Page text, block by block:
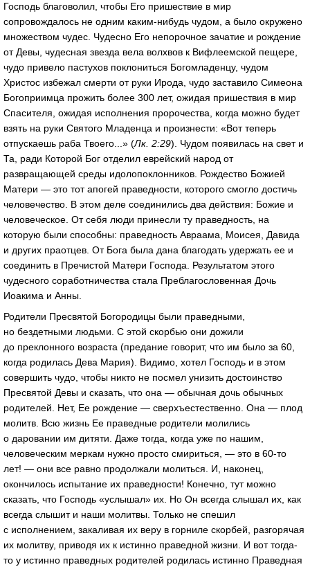
Господь благоволил, чтобы Его пришествие в мир
сопровождалось не одним каким-нибудь чудом, а было окружено
множеством чудес. Чудесно Его непорочное зачатие и рождение
от Девы, чудесная звезда вела волхвов к Вифлеемской пещере,
чудо привело пастухов поклониться Богомладенцу, чудом
Христос избежал смерти от руки Ирода, чудо заставило Симеона
Богоприимца прожить более 300 лет, ожидая пришествия в мир
Спасителя, ожидая исполнения пророчества, когда можно будет
взять на руки Святого Младенца и произнести: «Вот теперь
отпускаешь раба Твоего...» (Лк. 2:29). Чудом появилась на свет и
Та, ради Которой Бог отделил еврейский народ от
развращающей среды идолопоклонников. Рождество Божией
Матери — это тот апогей праведности, которого смогло достичь
человечество. В этом деле соединились два действия: Божие и
человеческое. От себя люди принесли ту праведность, на
которую были способны: праведность Авраама, Моисея, Давида
и других праотцев. От Бога была дана благодать удержать ее и
соединить в Пречистой Матери Господа. Результатом этого
чудесного соработничества стала Преблагословенная Дочь
Иоакима и Анны.
Родители Пресвятой Богородицы были праведными,
но бездетными людьми. С этой скорбью они дожили
до преклонного возраста (предание говорит, что им было за 60,
когда родилась Дева Мария). Видимо, хотел Господь и в этом
совершить чудо, чтобы никто не посмел унизить достоинство
Пресвятой Девы и сказать, что она — обычная дочь обычных
родителей. Нет, Ее рождение — сверхъестественно. Она — плод
молитв. Всю жизнь Ее праведные родители молились
о даровании им дитяти. Даже тогда, когда уже по нашим,
человеческим меркам нужно просто смириться, — это в 60-то
лет! — они все равно продолжали молиться. И, наконец,
окончилось испытание их праведности! Конечно, тут можно
сказать, что Господь «услышал» их. Но Он всегда слышал их, как
всегда слышит и наши молитвы. Только не спешил
с исполнением, закаливая их веру в горниле скорбей, разгорячая
их молитву, приводя их к истинно праведной жизни. И вот тогда-
то у истинно праведных родителей родилась истинно Праведная